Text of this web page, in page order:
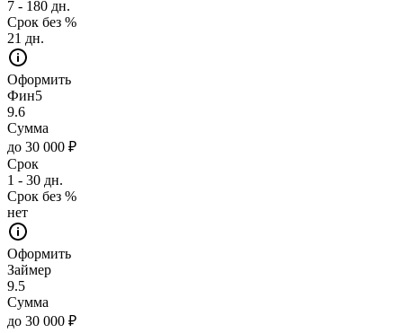
7 - 180 дн.
Срок без %
21 дн.
Оформить
Фин5
9.6
Сумма
до 30 000 ₽
Срок
1 - 30 дн.
Срок без %
нет
Оформить
Займер
9.5
Сумма
до 30 000 ₽